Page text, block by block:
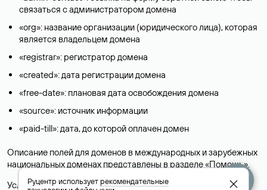
связаться с администратором домена
«org»: название организации (юридического лица), которая
является владельцем домена
«registrar»: регистратор домена
«created»: дата регистрации домена
«free-date»: плановая дата освобождения домена
«source»: источник информации
«paid-till»: дата, до которой оплачен домен
Описание полей для доменов в международных и зарубежных
национальных доменах представлены в разделе «Помощь».
Условия использования Whois-сервиса
Руцентр используетрекомендательные